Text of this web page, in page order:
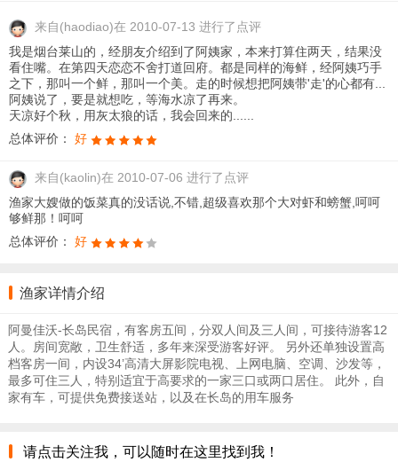
来自(haodiao)在 2010-07-13 进行了点评
我是烟台莱山的，经朋友介绍到了阿姨家，本来打算住两天，结果没
看住嘴。在第四天恋恋不舍打道回府。都是同样的海鲜，经阿姨巧手
之下，那叫一个鲜，那叫一个美。走的时候想把阿姨带'走'的心都有...
阿姨说了，要是就想吃，等海水凉了再来。
天凉好个秋，用灰太狼的话，我会回来的......
总体评价： 好
来自(kaolin)在 2010-07-06 进行了点评
渔家大嫂做的饭菜真的没话说,不错,超级喜欢那个大对虾和螃蟹,呵呵
够鲜那！呵呵
总体评价： 好
渔家详情介绍
阿曼佳沃-长岛民宿，有客房五间，分双人间及三人间，可接待游客12
人。房间宽敞，卫生舒适，多年来深受游客好评。 另外还单独设置高
档客房一间，内设34’高清大屏影院电视、上网电脑、空调、沙发等，
最多可住三人，特别适宜于高要求的一家三口或两口居住。 此外，自
家有车，可提供免费接送站，以及在长岛的用车服务
请点击关注我，可以随时在这里找到我！